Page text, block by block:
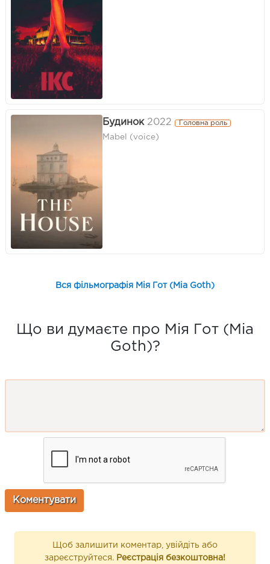
Будинок 2022 Головна роль
Mabel (voice)
Вся фільмографія Мія Гот (Mia Goth)
Що ви думаєте про Мія Гот (Mia
Goth)?
Щоб залишити коментар, увійдіть або
зареєструйтеся. Реєстрація безкоштовна!